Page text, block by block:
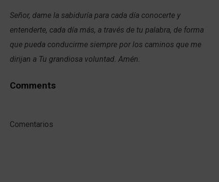
Señor, dame la sabiduría para cada día conocerte y
entenderte, cada día más, a través de tu palabra, de forma
que pueda conducirme siempre por los caminos que me
dirijan a Tu grandiosa voluntad. Amén.
Comments
Comentarios